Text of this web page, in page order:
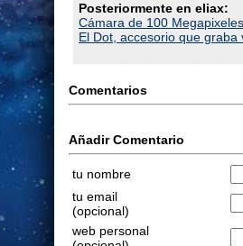
Posteriormente en eliax:
Cámara de 100
El Dot, accesorio que
Comentarios
Añadir Comentario
tu nombre
tu email
(opcional)
web personal